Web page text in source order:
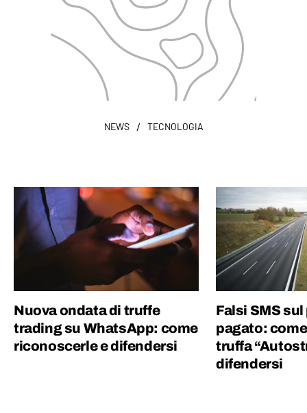
NEWS / TECNOLOGIA
Nuova ondata di truffe
trading su WhatsApp: come
riconoscerle e difendersi
Falsi SMS
pagato:
truffa
difendersi